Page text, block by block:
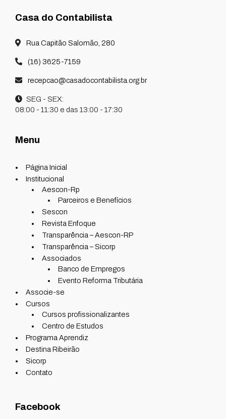
Casa do Contabilista
Rua Capitão Salomão, 280
(16) 3625-7159
recepcao@casadocontabilista.org.br
SEG - SEX:
08:00 - 11:30 e das 13:00 - 17:30
Menu
Página Inicial
Institucional
Aescon-Rp
Parceiros e Benefícios
Sescon
Revista Enfoque
Transparência – Aescon-RP
Transparência – Sicorp
Associados
Banco de Empregos
Evento Reforma Tributária
Associe-se
Cursos
Cursos profissionalizantes
Centro de Estudos
Programa Aprendiz
Destina Ribeirão
Sicorp
Contato
Facebook